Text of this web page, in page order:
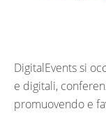
DigitalEvents si
e digitali,
promuovendo e